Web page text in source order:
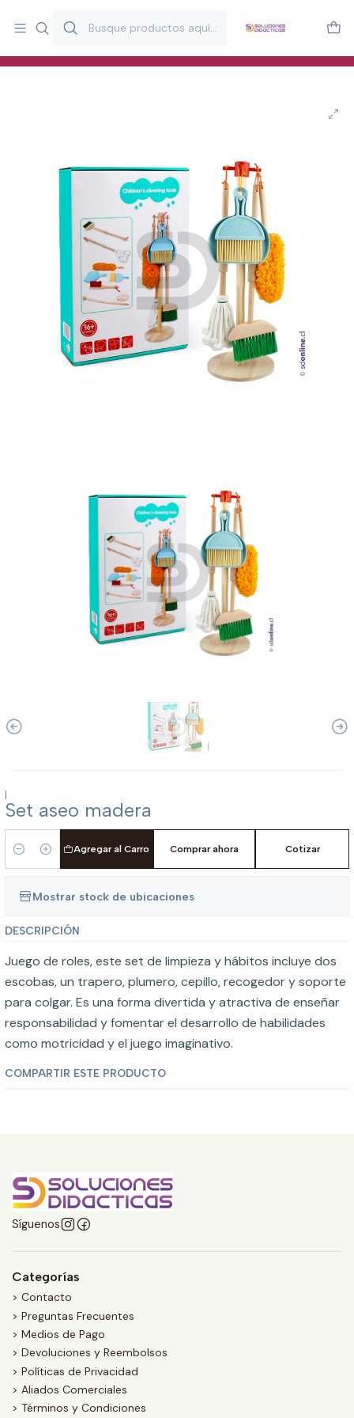
y estimulación infantil en Chile.
Especialistas en recursos educativos para aulas, terapeutas y
|
Set aseo madera
Cantidad
Agregar al Carro Comprar ahora Cotizar
Mostrar stock de ubicaciones
DESCRIPCIÓN
Juego de roles, este set de limpieza y hábitos incluye dos
escobas, un trapero, plumero, cepillo, recogedor y soporte
para colgar. Es una forma divertida y atractiva de enseñar
responsabilidad y fomentar el desarrollo de habilidades
como motricidad y el juego imaginativo.
COMPARTIR ESTE PRODUCTO
Síguenos
Categorías
> Contacto
> Preguntas Frecuentes
> Medios de Pago
> Devoluciones y Reembolsos
> Políticas de Privacidad
> Aliados Comerciales
> Términos y Condiciones